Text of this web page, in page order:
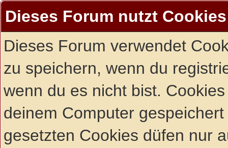
Dieses Forum nutzt Cookies
Dieses Forum verwendet
zu speichern, wenn du
wenn du es nicht bist.
deinem Computer
gesetzten Cookies düfen nur